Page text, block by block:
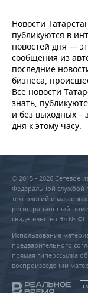
Новости
публикуются в
новостей дня —
сообщения из
последние
бизнеса,
Все новости
знать,
и без выходных –
дня к этому часу.
© 2015 - 2026 Сетевое
Федеральной службой
технологий и
регистрационный
свидетельство Эл № ФС
Использование
предварительного
прямая гиперссылка
воспроизведении